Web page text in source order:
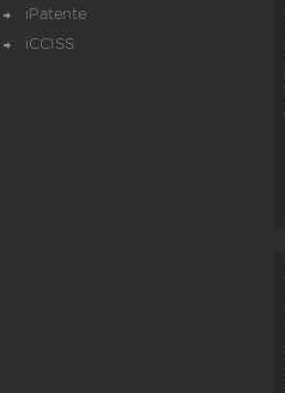
iPatente
iCCISS